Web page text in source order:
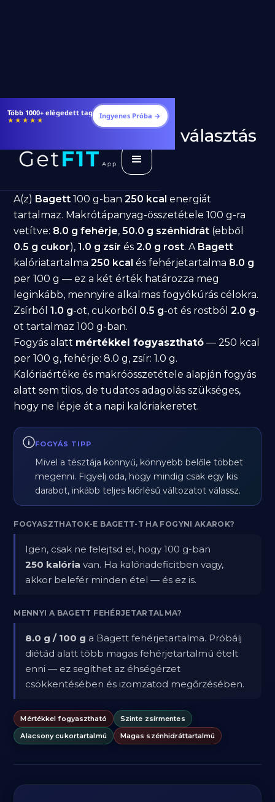
Étrendek, receptek és edzéstervek
★★★★★ Ingyenes Próba →
Bagett fogyásra: jó választás
diéta alatt?
A(z) Bagett 100 g-ban250 kcal energiát
tartalmaz. Makrótápanyag-összetétele 100 g-ra
vetítve: 8.0 g fehérje,50.0 g szénhidrát (ebből
0.5 g cukor),1.0 g zsír és2.0 g rost. A Bagett
kalóriatartalma250 kcal és fehérjetartalma 8.0 g
per 100 g — ez a két érték határozza meg
leginkább, mennyire alkalmas fogyókúrás célokra.
Zsírból1.0 g-ot, cukorból 0.5 g-ot és rostból2.0 g-
ot tartalmaz 100 g-ban.
Fogyás alatt mértékkel fogyasztható — 250 kcal
per 100 g, fehérje: 8.0 g, zsír: 1.0 g.
Kalóriaértéke és makróösszetétele alapján fogyás
alatt sem tilos, de tudatos adagolás szükséges,
hogy ne lépje át a napi kalóriakeretet.
FOGYÁS TIPP
Mivel a tésztája könnyű, könnyebb belőle többet
megenni. Figyelj oda, hogy mindig csak egy kis
darabot, inkább teljes kiőrlésű változatot válassz.
FOGYASZTHATOK-E BAGETT-T HA FOGYNI AKAROK?
Igen, csak ne felejtsd el, hogy 100 g-ban
250 kalória van. Ha kalóriadeficitben vagy,
akkor belefér minden étel — és ez is.
MENNYI A BAGETT FEHÉRJETARTALMA?
8.0 g / 100 g a Bagett fehérjetartalma. Próbálj
diétád alatt több magas fehérjetartalmú ételt
enni — ez segíthet az éhségérzet
csökkentésében és izomzatod megőrzésében.
Mértékkel fogyasztható
Szinte zsírmentes
Alacsony cukortartalmú
Magas szénhidráttartalmú